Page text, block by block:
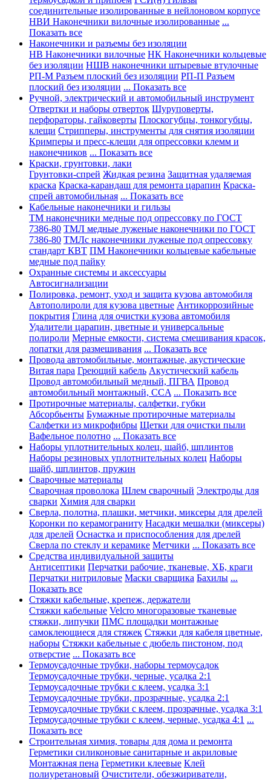
соединительные изолированные в нейлоновом корпусе
НВИ Наконечники вилочные изолированные ...
Показать все
Наконечники и разъемы без изоляции
НВ Наконечники вилочные НК Наконечники кольцевые
без изоляции НШВ наконечники штыревые втулочные
РП-М Разъем плоский без изоляции РП-П Разъем
плоский без изоляции ... Показать все
Ручной, электрический и автомобильный инструмент
Отвертки и наборы отверток Шуруповерты,
перфораторы, гайковерты Плоскогубцы, тонкогубцы,
клещи Стрипперы, инструменты для снятия изоляции
Кримперы и пресс-клещи для опрессовки клемм и
наконечников ... Показать все
Краски, грунтовки, лаки
Грунтовки-спрей Жидкая резина Защитная удаляемая
краска Краска-карандаш для ремонта царапин Краска-
спрей автомобильная ... Показать все
Кабельные наконечники и гильзы
ТМ наконечники медные под опрессовку по ГОСТ
7386-80 ТМЛ медные луженые наконечники по ГОСТ
7386-80 ТМЛс наконечники луженые под опрессовку
стандарт КВТ ПМ Наконечники кольцевые кабельные
медные под пайку
Охранные системы и аксессуары
Автосигнализации
Полировка, ремонт, уход и защита кузова автомобиля
Автополироли для кузова цветные Антикоррозийные
покрытия Глина для очистки кузова автомобиля
Удалители царапин, цветные и универсальные
полироли Мерные емкости, система смешивания красок,
лопатки для размешивания ... Показать все
Провода автомобильные, монтажные, акустические
Витая пара Греющий кабель Акустический кабель
Провод автомобильный медный, ПГВА Провод
автомобильный монтажный, CCA ... Показать все
Протирочные материалы, салфетки, губки
Абсорбьенты Бумажные протирочные материалы
Салфетки из микрофибры Щетки для очистки пыли
Вафельное полотно ... Показать все
Наборы уплотнительных колец, шайб, шплинтов
Наборы резиновых уплотнительных колец Наборы
шайб, шплинтов, пружин
Сварочные материалы
Сварочная проволока Шлем сварочный Электроды для
сварки Химия для сварки
Сверла, полотна, плашки, метчики, миксеры для дрелей
Коронки по керамограниту Насадки мешалки (миксеры)
для дрелей Оснастка и приспособления для дрелей
Сверла по стеклу и керамике Метчики ... Показать все
Средства индивидуальной защиты
Антисептики Перчатки рабочие, тканевые, ХБ, краги
Перчатки нитриловые Маски сварщика Бахилы ...
Показать все
Стяжки кабельные, крепеж, держатели
Стяжки кабельные Velcro многоразовые тканевые
стяжки, липучки ПМС площадки монтажные
самоклеющиеся для стяжек Стяжки для кабеля цветные,
наборы Стяжки кабельные с дюбель пистоном, под
отверстие ... Показать все
Термоусадочные трубки, наборы термоусадок
Термоусадочные трубки, черные, усадка 2:1
Термоусадочные трубки с клеем, усадка 3:1
Термоусадочные трубки, прозрачные, усадка 2:1
Термоусадочные трубки с клеем, прозрачные, усадка 3:1
Термоусадочные трубки с клеем, черные, усадка 4:1 ...
Показать все
Строительная химия, товары для дома и ремонта
Герметики силиконовые санитарные и акриловые
Монтажная пена Герметики клеевые Клей
полиуретановый Очистители, обезжириватели,